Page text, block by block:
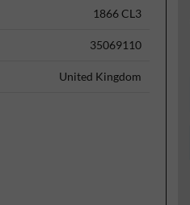
1866 CL3
35069110
United Kingdom